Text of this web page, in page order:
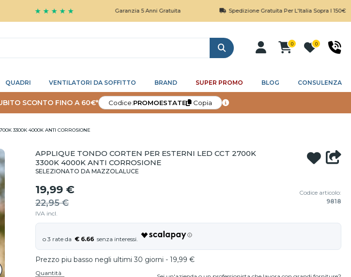
★ ★ ★ ★ ★ Garanzia 5 Anni Gratuita Spedizione Gratuita Per L'Italia Sopra I 150€
Cerca
0 0
QUADRI VENTILATORI DA SOFFITTO BRAND SUPER PROMO BLOG CONSULENZA
SCONTO FINO A 60€* Codice:PROMOESTATE Copia
3300K 4000K ANTI CORROSIONE
APPLIQUE TONDO CORTEN PER ESTERNI LED CCT 2700K
3300K 4000K ANTI CORROSIONE
SELEZIONATO DA MAZZOLALUCE
19,99 €
22,95 €
IVA incl.
Codice articolo:
9818
€ 6.66
Prezzo piu basso negli ultimi 30 giorni - 19,99 €
Quantità